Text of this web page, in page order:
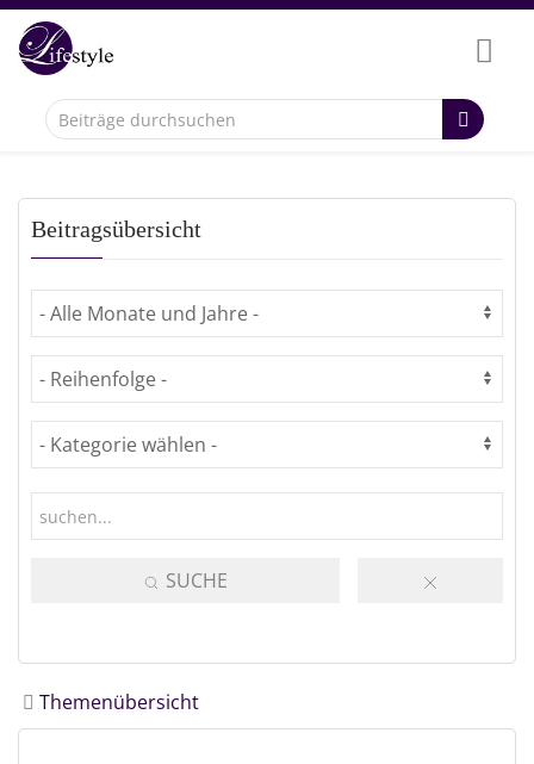
Beitragsübersicht
SUCHE
Themenübersicht